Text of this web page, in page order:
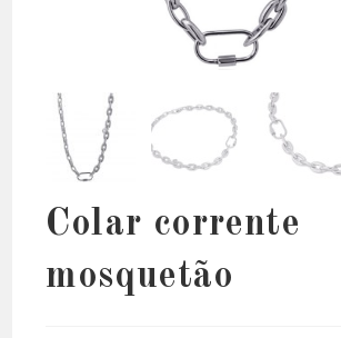
Colar corrente
mosquetão